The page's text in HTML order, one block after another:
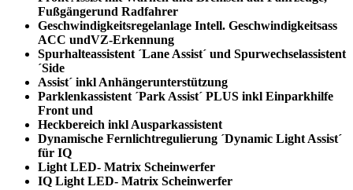
Fußgängerund Radfahrer
Geschwindigkeitsregelanlage Intell. Geschwindigkeitsass
ACC undVZ-Erkennung
Spurhalteassistent ´Lane Assist´ und Spurwechselassistent
´Side
Assist´ inkl Anhängerunterstützung
Parklenkassistent ´Park Assist´ PLUS inkl Einparkhilfe
Front und
Heckbereich inkl Ausparkassistent
Dynamische Fernlichtregulierung ´Dynamic Light Assist´
für IQ
Light LED- Matrix Scheinwerfer
IQ Light LED- Matrix Scheinwerfer